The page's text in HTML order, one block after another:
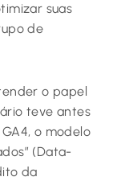
suas
de
o papel
teve antes
o modelo
(Data-
da